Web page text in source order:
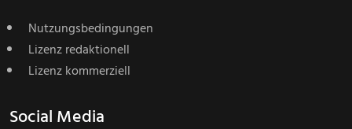
Nutzungsbedingungen
Lizenz redaktionell
Lizenz kommerziell
Social Media